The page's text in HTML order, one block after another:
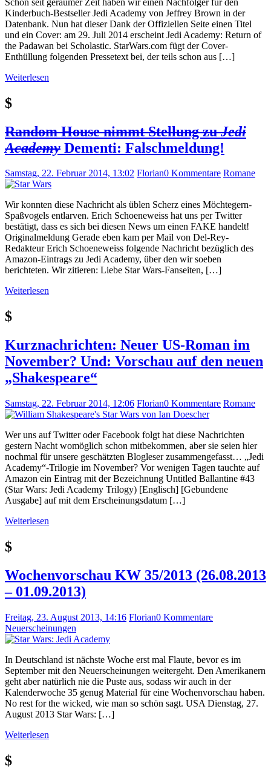
Kinderbuch-Bestseller Jedi Academy von Jeffrey Brown in der
Datenbank. Nun hat dieser Dank der Offiziellen Seite einen Titel
und ein Cover: am 29. Juli 2014 erscheint Jedi Academy: Return of
the Padawan bei Scholastic. StarWars.com fügt der Cover-
Enthüllung folgenden Pressetext bei, der teils schon aus […]
Weiterlesen
$
Random House nimmt Stellung zuJedi
Academy Dementi: Falschmeldung!
Samstag, 22. Februar 2014, 13:02 Florian0 Kommentare Romane
Wir konnten diese Nachricht als üblen Scherz eines Möchtegern-
Spaßvogels entlarven. Erich Schoeneweiss hat uns per Twitter
bestätigt, dass es sich bei diesen News um einen FAKE handelt!
Originalmeldung Gerade eben kam per Mail von Del-Rey-
Redakteur Erich Schoeneweiss folgende Nachricht bezüglich des
Amazon-Eintrags zu Jedi Academy, über den wir soeben
berichteten. Wir zitieren: Liebe Star Wars-Fanseiten, […]
Weiterlesen
$
Kurznachrichten: Neuer US-Roman im
November? Und: Vorschau auf den neuen
„Shakespeare“
Samstag, 22. Februar 2014, 12:06 Florian0 Kommentare Romane
Wer uns auf Twitter oder Facebook folgt hat diese Nachrichten
gestern Nacht womöglich schon mitbekommen, aber sie seien hier
nochmal für unsere geschätzten Blogleser zusammengefasst… „Jedi
Academy“-Trilogie im November? Vor wenigen Tagen tauchte auf
Amazon ein Eintrag mit der Bezeichnung Untitled Ballantine #43
(Star Wars: Jedi Academy Trilogy) [Englisch] [Gebundene
Ausgabe] auf mit dem Erscheinungsdatum […]
Weiterlesen
$
Wochenvorschau KW 35/2013 (26.08.2013
– 01.09.2013)
Freitag, 23. August 2013, 14:16 Florian0 Kommentare
Neuerscheinungen
In Deutschland ist nächste Woche erst mal Flaute, bevor es im
September mit den Neuerscheinungen weitergeht. Den Amerikanern
geht aber natürlich nie die Puste aus, sodass wir auch in der
Kalenderwoche 35 genug Material für eine Wochenvorschau haben.
No rest for the wicked, wie man so schön sagt. USA Dienstag, 27.
August 2013 Star Wars: […]
Weiterlesen
$